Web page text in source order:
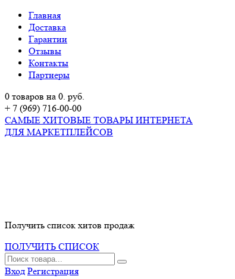
Главная
Доставка
Гарантии
Отзывы
Контакты
Партнеры
0 товаров на 0. руб.
+ 7 (969) 716-00-00
САМЫЕ ХИТОВЫЕ ТОВАРЫ ИНТЕРНЕТА
ДЛЯ МАРКЕТПЛЕЙСОВ
Получить список хитов продаж
ПОЛУЧИТЬ СПИСОК
Вход Регистрация